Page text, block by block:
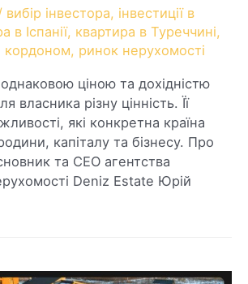
вибір інвестора, інвестиції в
в Іспанії, квартира в Туреччині,
кордоном, ринок нерухомості
ціною та дохідністю
власника різну цінність. Її
які конкретна країна
капіталу та бізнесу. Про
та CEO агентства
Deniz Estate Юрій